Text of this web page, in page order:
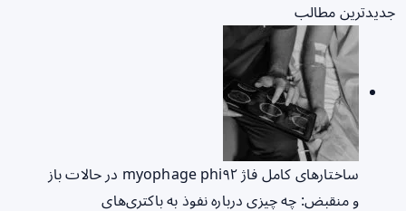
جدیدترین مطالب
ساختارهای کامل فاژ myophage phi۹۲ در حالات باز
و منقبض: چه چیزی درباره نفوذ به باکتری‌های